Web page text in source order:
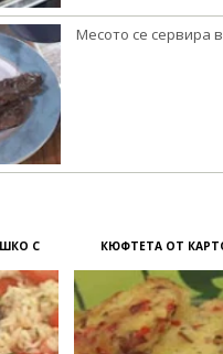
Месото се сервира
С
КЮФТЕТА ОТ